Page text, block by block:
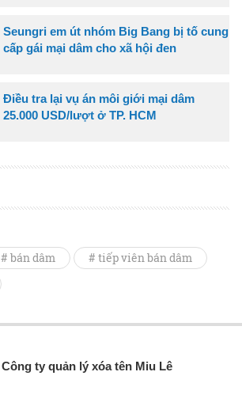
Seungri em út nhóm Big Bang bị tố cung
cấp gái mại dâm cho xã hội đen
Điều tra lại vụ án môi giới mại dâm
25.000 USD/lượt ở TP. HCM
# bán dâm
# tiếp viên bán dâm
Công ty quản lý xóa tên Miu Lê